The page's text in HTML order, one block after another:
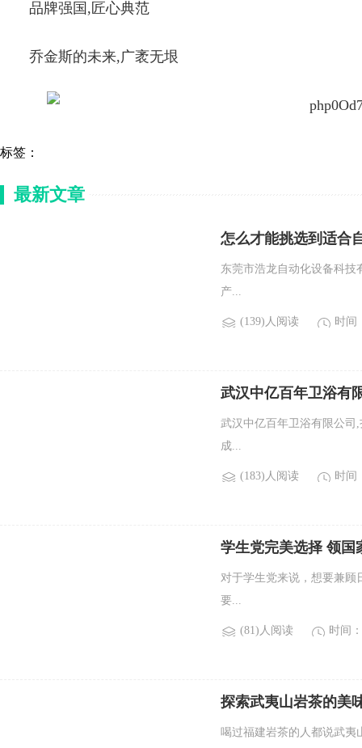
品牌强国,匠心典范
乔金斯的未来,广袤无垠
标签：
最新文章
怎么才能挑选到适合
东莞市浩龙自动化设备科技
产...
(139)人阅读 时间
武汉中亿百年卫浴有
武汉中亿百年卫浴有限公司
成...
(183)人阅读 时间
学生党完美选择 领国
对于学生党来说，想要兼顾
要...
(81)人阅读 时间
探索武夷山岩茶的美
喝过福建岩茶的人都说武夷